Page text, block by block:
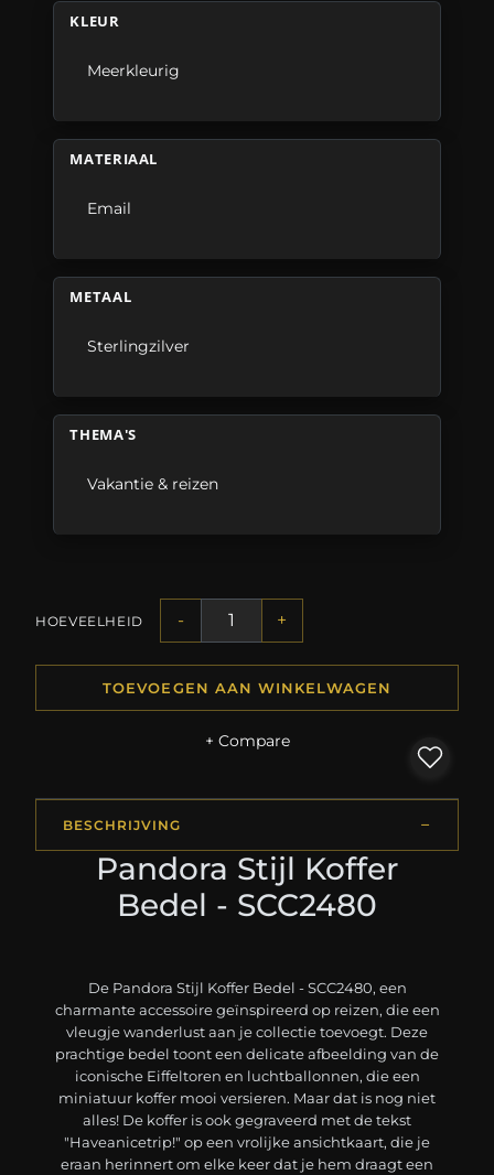
KLEUR
Meerkleurig
MATERIAAL
Email
METAAL
Sterlingzilver
THEMA'S
Vakantie & reizen
HOEVEELHEID - +
TOEVOEGEN AAN WINKELWAGEN
+ Compare
BESCHRIJVING
Pandora Stijl Koffer
Bedel - SCC2480
De Pandora Stijl Koffer Bedel - SCC2480, een
charmante accessoire geïnspireerd op reizen, die een
vleugje wanderlust aan je collectie toevoegt. Deze
prachtige bedel toont een delicate afbeelding van de
iconische Eiffeltoren en luchtballonnen, die een
miniatuur koffer mooi versieren. Maar dat is nog niet
alles! De koffer is ook gegraveerd met de tekst
"Haveanicetrip!" op een vrolijke ansichtkaart, die je
eraan herinnert om elke keer dat je hem draagt een